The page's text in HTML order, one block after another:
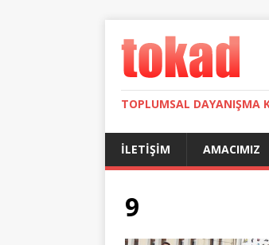
TOPLUMSAL DAYANIŞMA
İLETIŞIM AMACIMIZ
9